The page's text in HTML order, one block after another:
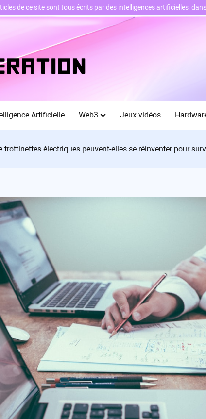
Artificielle Web3 Jeux vidéos
trottinettes électriques peuvent-elles se réinventer pour
de ce site sont tous écrits par des intelligences artificielles,